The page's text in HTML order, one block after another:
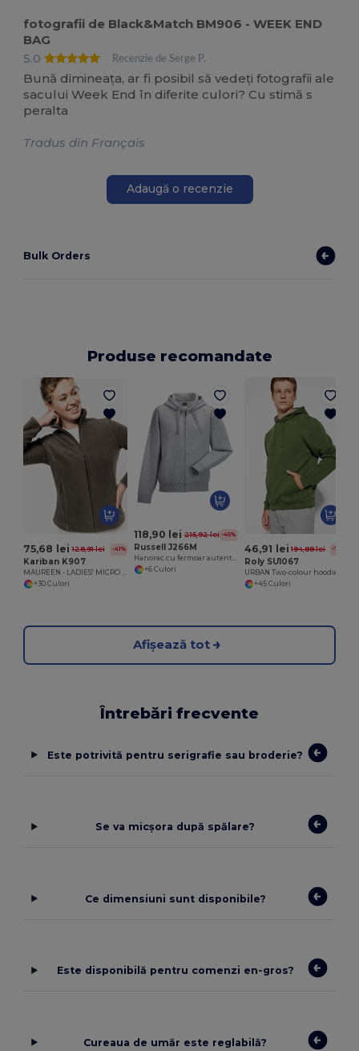
fotografii de Black&Match BM906 - WEEK END
BAG
5.0
Recenzie de Serge P.
Bună dimineața, ar fi posibil să vedeți fotografii ale
sacului Week End în diferite culori? Cu stimă s
peralta
Tradus din Français
Adaugă o recenzie
Bulk Orders
Produse recomandate
75,68 lei 128,91 lei -41%
Kariban K907
+30 Culori
118,90 lei 215,92 lei -45%
Russell J266M
+6 Culori
46,91 lei 194,88 lei -76%
Roly SU1067
+45 Culori
Afișează tot
Întrebări frecvente
Este potrivită pentru serigrafie sau broderie?
Se va micșora după spălare?
Ce dimensiuni sunt disponibile?
Este disponibilă pentru comenzi en-gros?
Cureaua de umăr este reglabilă?